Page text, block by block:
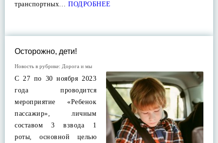
транспортных… ПОДРОБНЕЕ
Осторожно, дети!
Новость в рубрике: Дорога и мы
С 27 по 30 ноября 2023
года проводится
мероприятие «Ребенок
пассажир», личным
составом 3 взвода 1
роты, основной целью